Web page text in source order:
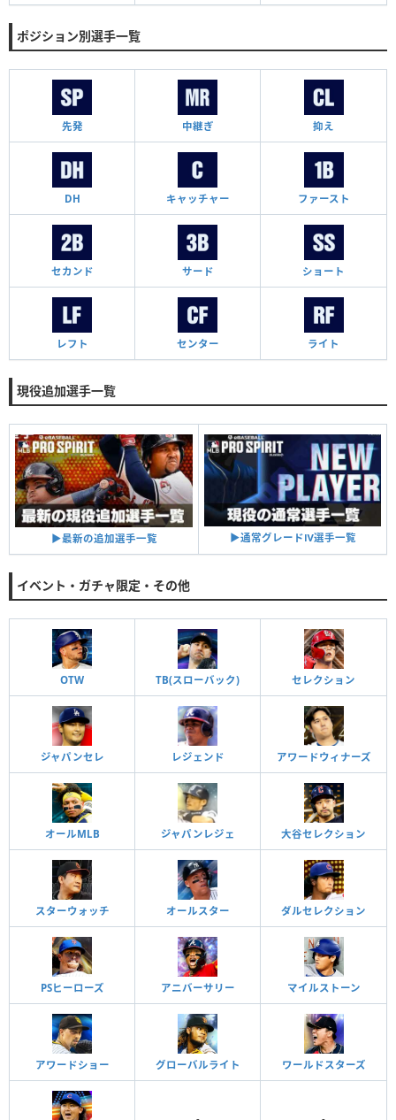
ポジション別選手一覧
先発 中継ぎ 抑え
DH キャッチャー ファースト
セカンド サード ショート
レフト センター ライト
現役追加選手一覧
▶︎最新の追加選手一覧 ▶︎通常グレードⅣ選手一覧
イベント・ガチャ限定・その他
OTW TB(スローバック) セレクション
ジャパンセレ レジェンド アワードウィナーズ
オールMLB ジャパンレジェ 大谷セレクション
スターウォッチ オールスター ダルセレクション
PSヒーローズ アニバーサリー マイルストーン
アワードショー グローバルライト ワールドスターズ